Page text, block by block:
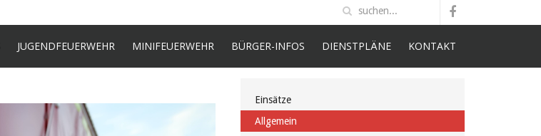
JUGENDFEUERWEHR MINIFEUERWEHR BÜRGER-INFOS DIENSTPLÄNE KONTAKT
Einsätze
Allgemein